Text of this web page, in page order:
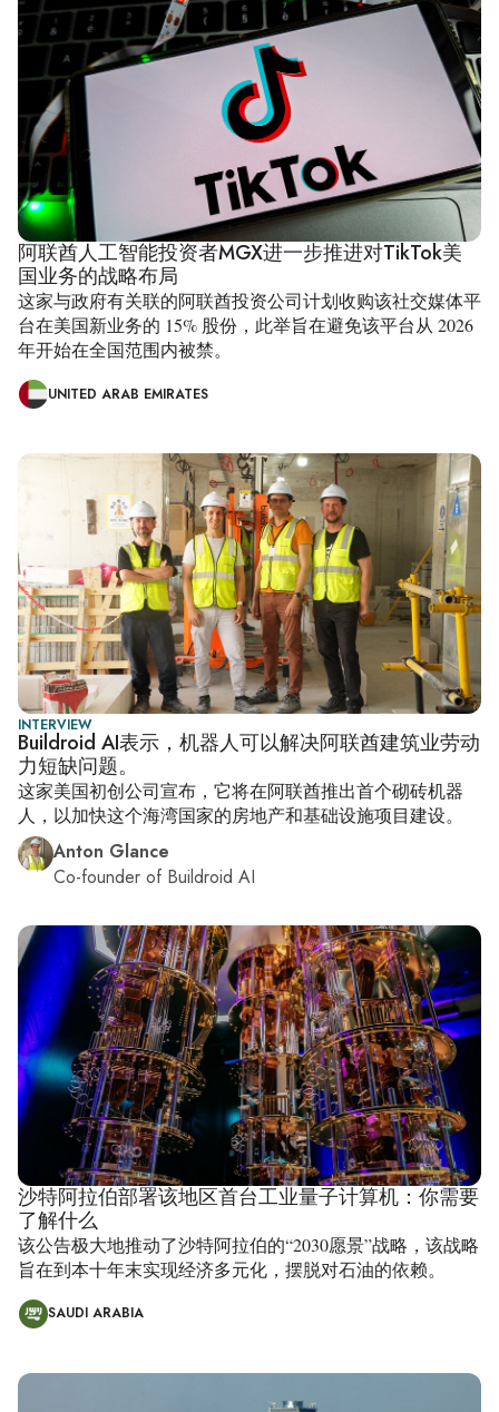
阿联酋人工智能投资者MGX进一步推进对TikTok美
国业务的战略布局
这家与政府有关联的阿联酋投资公司计划收购该社交媒体平
台在美国新业务的 15% 股份，此举旨在避免该平台从 2026
年开始在全国范围内被禁。
UNITED ARAB EMIRATES
INTERVIEW
Buildroid AI表示，机器人可以解决阿联酋建筑业劳动
力短缺问题。
这家美国初创公司宣布，它将在阿联酋推出首个砌砖机器
人，以加快这个海湾国家的房地产和基础设施项目建设。
Anton Glance
Co-founder of Buildroid AI
沙特阿拉伯部署该地区首台工业量子计算机：你需要
了解什么
该公告极大地推动了沙特阿拉伯的“2030愿景”战略，该战略
旨在到本十年末实现经济多元化，摆脱对石油的依赖。
SAUDI ARABIA